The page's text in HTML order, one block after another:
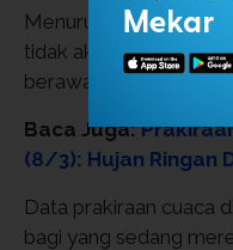
Menurut BMKG, kota
tidak akan mengalami
berawan dengan suhu
Baca Juga:
(8/3): Hujan Ringan
Data prakiraan cuaca
bagi yang sedang